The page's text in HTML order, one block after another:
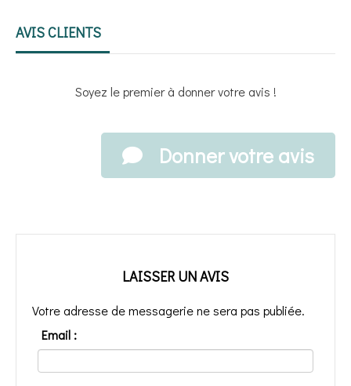
AVIS CLIENTS
Soyez le premier à donner votre avis !
Donner votre avis
LAISSER UN AVIS
Votre adresse de messagerie ne sera pas publiée.
Email :